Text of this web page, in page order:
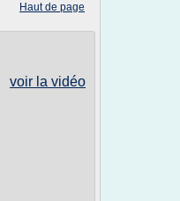
Haut de page
voir la vidéo